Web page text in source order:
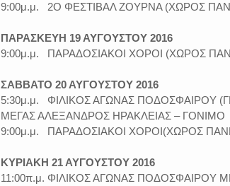
9:00μ.μ. 2Ο ΦΕΣΤΙΒΑΛ ΖΟΥΡΝΑ (ΧΩΡΟΣ
ΠΑΡΑΣΚΕΥΗ 19 ΑΥΓΟΥΣΤΟΥ 2016
9:00μ.μ. ΠΑΡΑΔΟΣΙΑΚΟΙ ΧΟΡΟΙ (ΧΩΡΟΣ
ΣΑΒΒΑΤΟ 20 ΑΥΓΟΥΣΤΟΥ 2016
5:30μ.μ. ΦΙΛΙΚΟΣ ΑΓΩΝΑΣ ΠΟΔΟΣΦΑΙΡΟΥ
ΜΕΓΑΣ ΑΛΕΞΑΝΔΡΟΣ ΗΡΑΚΛΕΙΑΣ – ΓΟΝΙΜΟ
9:00μ.μ. ΠΑΡΑΔΟΣΙΑΚΟΙ ΧΟΡΟΙ(ΧΩΡΟΣ
ΚΥΡΙΑΚΗ 21 ΑΥΓΟΥΣΤΟΥ 2016
11:00π.μ. ΦΙΛΙΚΟΣ ΑΓΩΝΑΣ ΠΟΔΟΣΦΑΙΡΟΥ